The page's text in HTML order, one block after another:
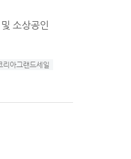
소상공인
리아그랜드세일